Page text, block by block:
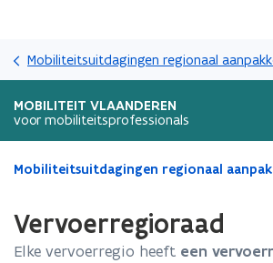
en
naar
Mobiliteitsuitdagingen regionaal
MOBILITEIT VLAANDEREN
voor mobiliteitsprofessionals
Gedaan
bevindt
Mobiliteitsuitdagingen regionaal
Vervoerregioraad
Elke vervoerregio heeft een